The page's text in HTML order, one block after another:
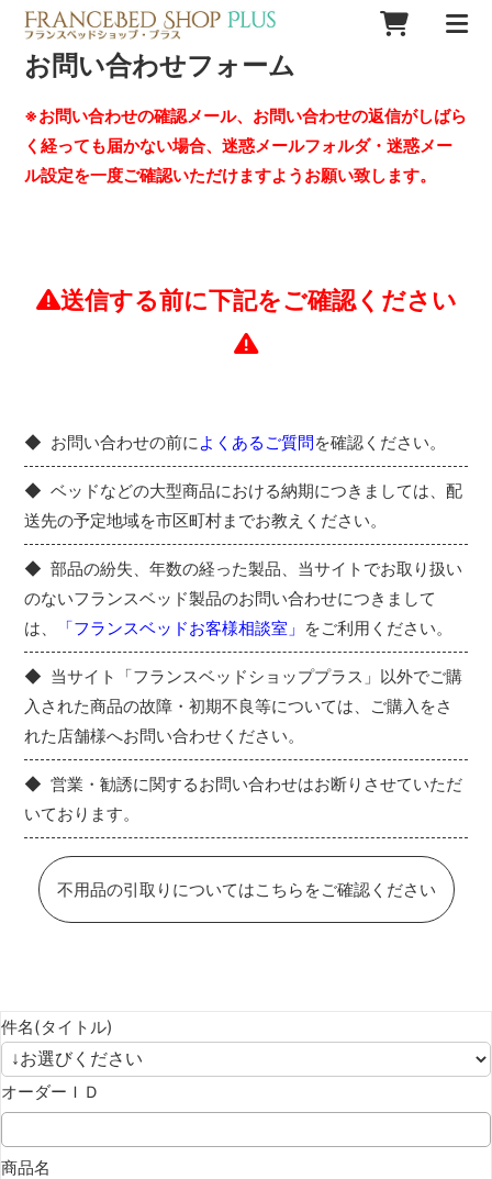
お問い合わせフォーム
※お問い合わせの確認メール、お問い合わせの返信がしばら
く経っても届かない場合、迷惑メールフォルダ・迷惑メー
ル設定を一度ご確認いただけますようお願い致します。
送信する前に下記をご確認ください
お問い合わせの前に よくあるご質問を確認ください。
ベッドなどの大型商品における納期につきましては、配
送先の予定地域を市区町村までお教えください。
部品の紛失、年数の経った製品、当サイトでお取り扱い
のないフランスベッド製品のお問い合わせにつきまして
は、
「フランスベッドお客様相談室」 をご利用ください。
当サイト「フランスベッドショッププラス」以外でご購
入された商品の故障・初期不良等については、ご購入をさ
れた店舗様へお問い合わせください。
営業・勧誘に関するお問い合わせはお断りさせていただ
いております。
不用品の引取りについてはこちらをご確認ください
件名(タイトル)
オーダーＩＤ
商品名